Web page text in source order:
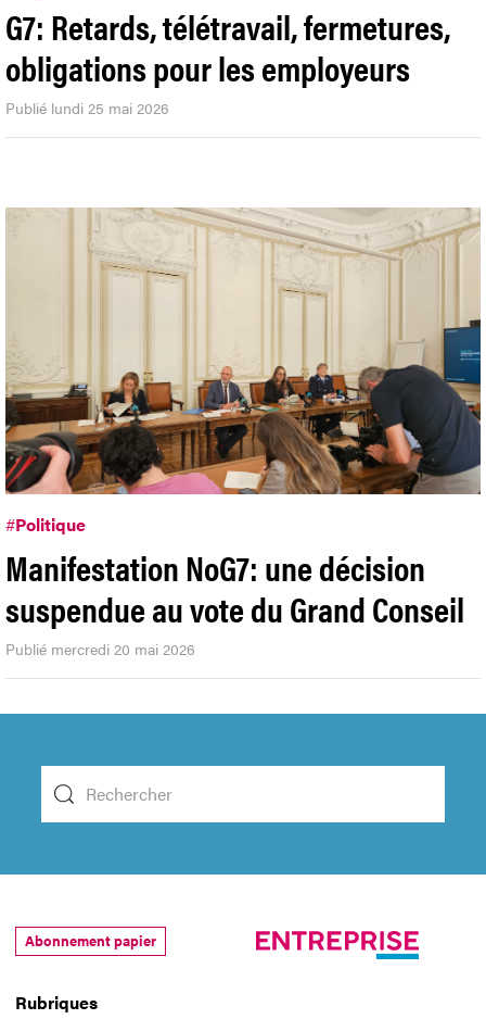
G7: Retards, télétravail, fermetures,
obligations pour les employeurs
Publié lundi 25 mai 2026
#Politique
Manifestation NoG7: une décision
suspendue au vote du Grand Conseil
Publié mercredi 20 mai 2026
Rubriques
Abonnement papier